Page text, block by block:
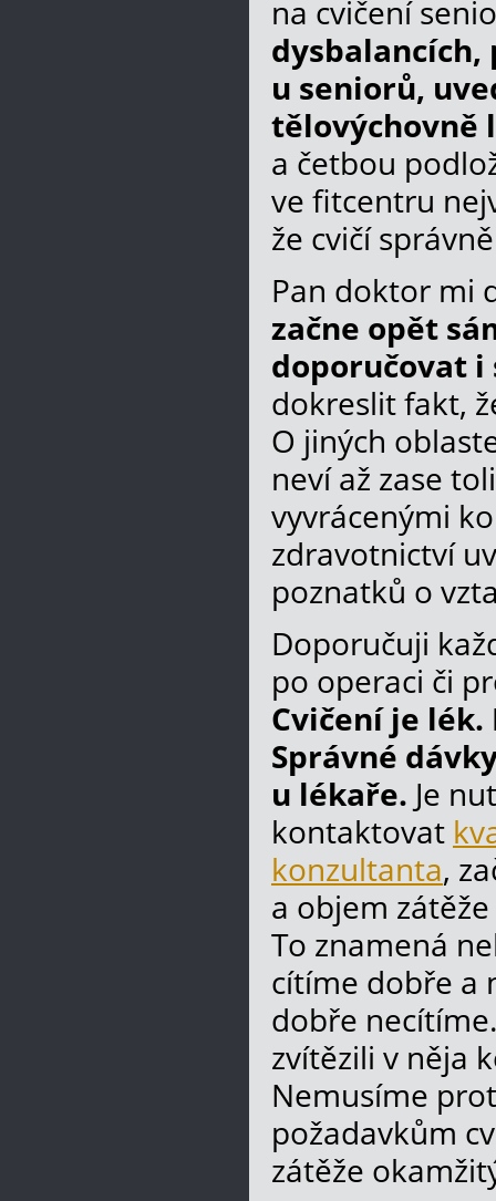
na cvičení
u seniorů,
tělovýchovně
a četbou
ve fitcentru
že cvičí
Pan doktor mi
začne opět
doporučovat
dokreslit fakt,
O jiných
neví až zase
vyvrácenými
zdravotnictví
poznatků o
Doporučuji
po operaci či
Cvičení je lék.
Správné
u lékaře. Je
kontaktovat
konzultanta,
a objem
To znamená
cítíme dobře a
dobře
zvítězili v něja
Nemusíme
požadavkům
zátěže